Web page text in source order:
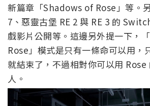
新篇章「Shadows of Rose」等。
7、惡靈古堡 RE 2 與 RE 3 的
戲影片公開等。這邊另外提一下，
Rose」模式是只有一條命可以用，
就結束了，不過相對你可以用
人。